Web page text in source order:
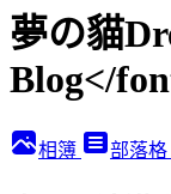
夢の貓
Blog</
相簿 部落格